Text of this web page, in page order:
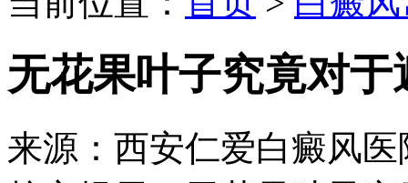
无花果叶子究竟对
来源：西安仁爱白癜风医